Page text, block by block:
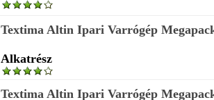
Textima Altin Ipari Varrógép
Alkatrész
Textima Altin Ipari Varrógép